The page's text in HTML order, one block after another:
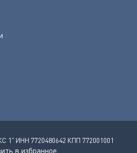
1" ИНН 7720480642 КПП 772001001
в избранное